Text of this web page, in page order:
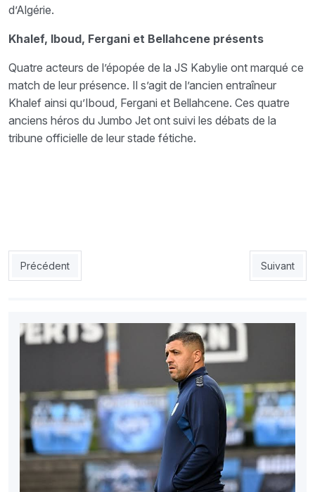
d’Algérie.
Khalef, Iboud, Fergani et Bellahcene présents
Quatre acteurs de l’épopée de la JS Kabylie ont marqué ce
match de leur présence. Il s’agit de l’ancien entraîneur
Khalef ainsi qu’Iboud, Fergani et Bellahcene. Ces quatre
anciens héros du Jumbo Jet ont suivi les débats de la
tribune officielle de leur stade fétiche.
Article précédent : USMM Hadjout 1 - JSM Tiaret 0 : Souakir
Précédent Article
Suivant